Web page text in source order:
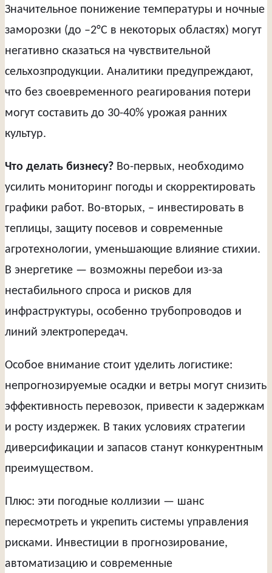
Значительное понижение температуры и ночные
заморозки (до –2°C в некоторых областях) могут
негативно сказаться на чувствительной
сельхозпродукции. Аналитики предупреждают,
что без своевременного реагирования потери
могут составить до 30-40% урожая ранних
культур.
Что делать бизнесу? Во-первых, необходимо
усилить мониторинг погоды и скорректировать
графики работ. Во-вторых, – инвестировать в
теплицы, защиту посевов и современные
агротехнологии, уменьшающие влияние стихии.
В энергетике — возможны перебои из-за
нестабильного спроса и рисков для
инфраструктуры, особенно трубопроводов и
линий электропередач.
Особое внимание стоит уделить логистике:
непрогнозируемые осадки и ветры могут снизить
эффективность перевозок, привести к задержкам
и росту издержек. В таких условиях стратегии
диверсификации и запасов станут конкурентным
преимуществом.
Плюс: эти погодные коллизии — шанс
пересмотреть и укрепить системы управления
рисками. Инвестиции в прогнозирование,
автоматизацию и современные